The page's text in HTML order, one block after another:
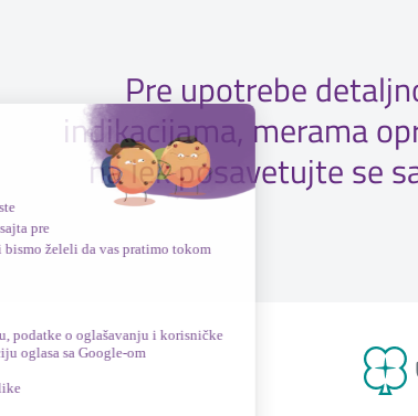
Pre upotrebe
indikacijama, merama
na lek posavetujte se